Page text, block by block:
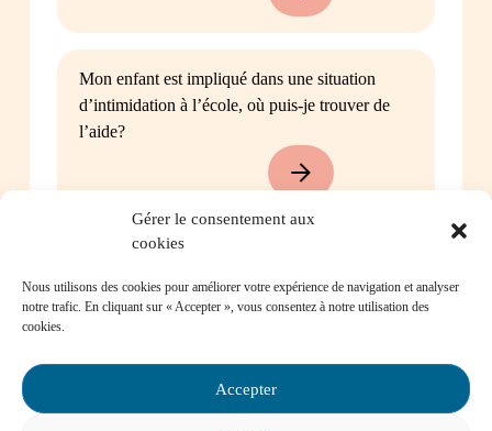
Gérer le consentement aux
cookies
Nous utilisons des cookies pour améliorer votre expérience de navigation et analyser
notre trafic. En cliquant sur « Accepter », vous consentez à notre utilisation des
cookies.
Accepter
Mon enfant est impliqué dans une situation
d’intimidation à l’école, où puis-je trouver de
l’aide?
entrer à l’école, que faire?